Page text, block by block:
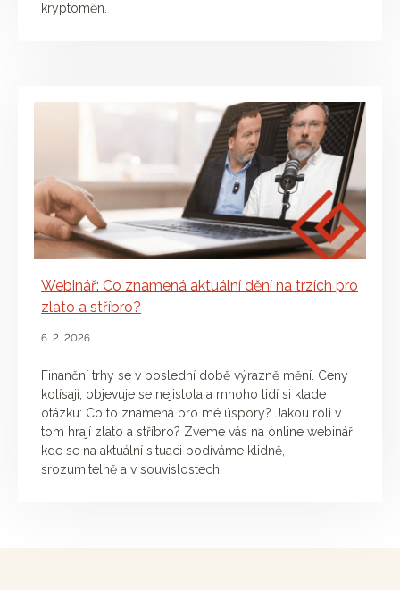
kryptoměn.
Webinář: Co znamená aktuální dění na trzích pro
zlato a stříbro?
6. 2. 2026
Finanční trhy se v poslední době výrazně mění. Ceny
kolísají, objevuje se nejistota a mnoho lidí si klade
otázku: Co to znamená pro mé úspory? Jakou roli v
tom hrají zlato a stříbro? Zveme vás na online webinář,
kde se na aktuální situaci podíváme klidně,
srozumitelně a v souvislostech.